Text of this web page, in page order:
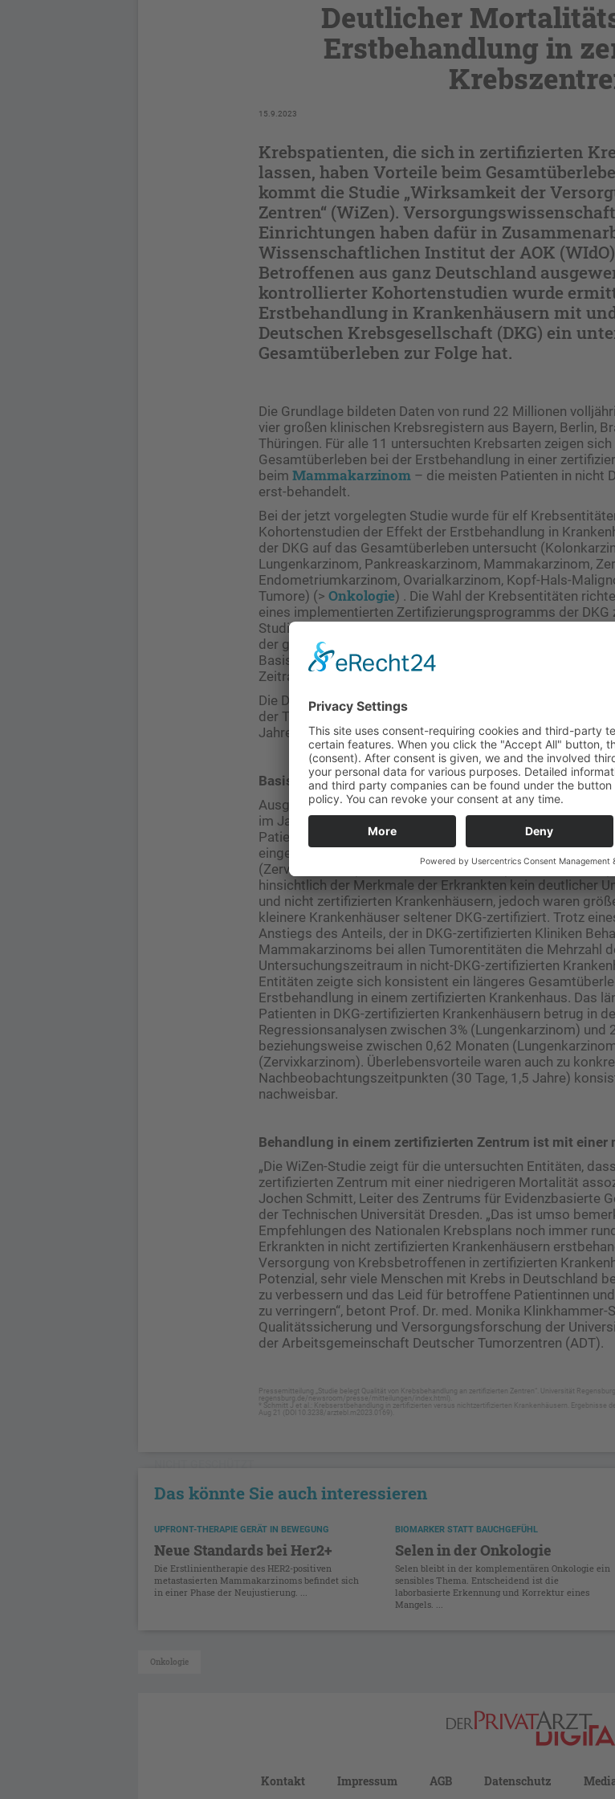
Deutlicher
Erstbehandlung in
15.9.2023
Krebspatienten, die sich in zertifizierten
lassen, haben Vorteile beim
kommt die Studie „Wirksamkeit der
Zentren“ (WiZen).
Einrichtungen haben dafür in
Wissenschaftlichen Institut der AOK
Betroffenen aus ganz Deutschland
kontrollierter Kohortenstudien wurde
Erstbehandlung in Krankenhäusern mit
Deutschen Krebsgesellschaft (DKG) ein
Gesamtüberleben zur Folge hat.
Die Grundlage bildeten Daten von rund 22 Millionen
vier großen klinischen Krebsregistern aus Bayern, Berlin,
Thüringen. Für alle 11 untersuchten Krebsarten zeigen
Gesamtüberleben bei der Erstbehandlung in einer
beim Mammakarzinom – die meisten Patienten in nicht
erst-behandelt.
Bei der jetzt vorgelegten Studie wurde für elf
Kohortenstudien der Effekt der Erstbehandlung in
der DKG auf das Gesamtüberleben untersucht
Lungenkarzinom, Pankreaskarzinom, Mammakarzinom,
Endometriumkarzinom, Ovarialkarzinom, Kopf-Hals-
Tumore) (> Onkologie) . Die Wahl der Krebsentitäten
eines implementierten Zertifizierungsprogramms der DKG
Studienkonzeption und der Abbildbarkeit der adressierten
der gesetzlichen Krankenversicherung (GKV) sowie in
Basis bildeten bundesweite, pseudonymisierte GKV-Daten
Zeitraum 2009 bis 2017.
Die Datenanalyse erfolgte am Zentrum für
der TU Dresden. Eingeschlossen wurden Patienten mit
Jahren und Erstdiagnose der betrachteten Krebsentität.
Basis der Studie: Daten von 22 Millionen Versicherten
Ausgehend von einer Gesamtpopulation von rund 22
im Jahr 2017 konnten nach Anwendung der Ein- und
Patienten mit inzidenter Krebserkrankung für die
eingeschlossen werden. Die Kohorten sind in einer Größe
(Zervixkarzinom) und 172901 Patienten
hinsichtlich der Merkmale der Erkrankten kein deutlicher
und nicht zertifizierten Krankenhäusern, jedoch waren
kleinere Krankenhäuser seltener DKG-zertifiziert. Trotz
Anstiegs des Anteils, der in DKG-zertifizierten Kliniken
Mammakarzinoms bei allen Tumorentitäten die Mehrzahl
Untersuchungszeitraum in nicht-DKG-zertifizierten
Entitäten zeigte sich konsistent ein längeres
Erstbehandlung in einem zertifizierten Krankenhaus. Das
Patienten in DKG-zertifizierten Krankenhäusern betrug in
Regressionsanalysen zwischen 3% (Lungenkarzinom) und
beziehungsweise zwischen 0,62 Monaten
(Zervixkarzinom). Überlebensvorteile waren auch zu
Nachbeobachtungszeitpunkten (30 Tage, 1,5 Jahre)
nachweisbar.
Behandlung in einem zertifizierten Zentrum ist mit
„Die WiZen-Studie zeigt für die untersuchten Entitäten,
zertifizierten Zentrum mit einer niedrigeren Mortalität
Jochen Schmitt, Leiter des Zentrums für Evidenzbasierte
der Technischen Universität Dresden. „Das ist umso
Empfehlungen des Nationalen Krebsplans noch immer
Erkrankten in nicht zertifizierten Krankenhäusern
Versorgung von Krebsbetroffenen in zertifizierten
Potenzial, sehr viele Menschen mit Krebs in Deutschland
zu verbessern und das Leid für betroffene Patientinnen
zu verringern“, betont Prof. Dr. med. Monika
Qualitätssicherung und Versorgungsforschung der
der Arbeitsgemeinschaft Deutscher Tumorzentren (ADT).
Pressemitteilung „Studie belegt Qualität von Krebsbehandlung an zertifizierten Zentren“. Universität
regensburg.de/newsroom/presse/mitteilungen/index.html).
* Schmitt J et al.: Krebserstbehandlung in zertifizierten versus nichtzertifizierten Krankenhäusern. Ergebnisse
Aug 21 (DOI 10.3238/arztebl.m2023.0169).
Das könnte Sie auch interessieren
UPFRONT-THERAPIE GERÄT IN BEWEGUNG
Neue Standards bei Her2+
Die Erstlinientherapie des HER2-positiven
metastasierten Mammakarzinoms befindet sich
in einer Phase der Neujustierung. ...
BIOMARKER STATT BAUCHGEFÜHL
Selen in der Onkologie
Selen bleibt in der komplementären Onkologie ein
sensibles Thema. Entscheidend ist die
laborbasierte Erkennung und Korrektur eines
Mangels. ...
Onkologie
Kontakt Impressum AGB Datenschutz